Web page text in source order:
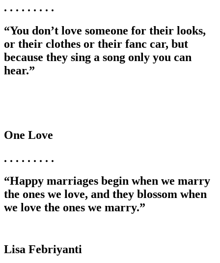
. . . . . . . . .
“You don’t love someone for their looks,
or their clothes or their fanc car, but
because they sing a song only you can
hear.”
One Love
. . . . . . . . .
“Happy marriages begin when we marry
the ones we love, and they blossom when
we love the ones we marry.”
Lisa Febriyanti